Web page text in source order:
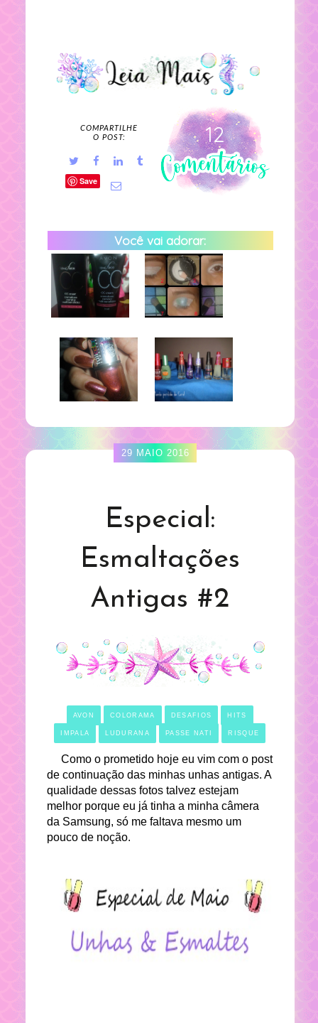
12
COMPARTILHE
O POST:
Save
Você vai adorar:
29 MAIO 2016
Especial:
Esmaltações
Antigas #2
AVON COLORAMA DESAFIOS HITS
IMPALA LUDURANA PASSE NATI RISQUE
Como o prometido hoje eu vim com o post
de continuação das minhas unhas antigas. A
qualidade dessas fotos talvez estejam
melhor porque eu já tinha a minha câmera
da Samsung, só me faltava mesmo um
pouco de noção.